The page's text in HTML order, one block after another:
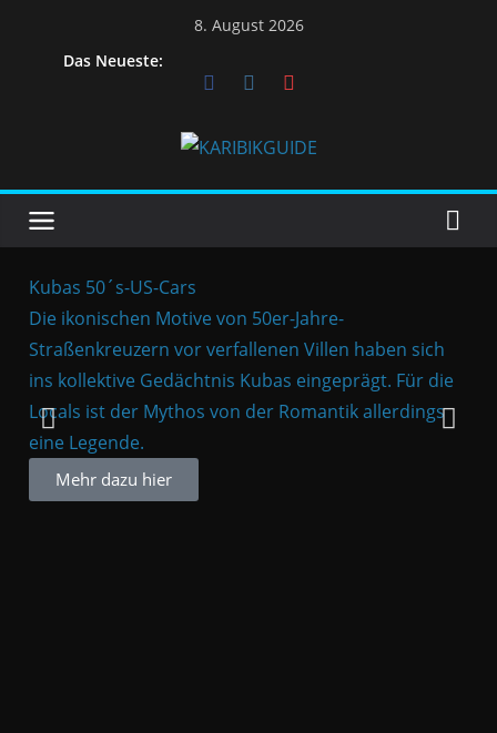
8. August 2026
Das Neueste:
Kubas 50´s-US-Cars
Die ikonischen Motive von 50er-Jahre-
Straßenkreuzern vor verfallenen Villen haben sich
ins kollektive Gedächtnis Kubas eingeprägt. Für die
Locals ist der Mythos von der Romantik allerdings
eine Legende.
Mehr dazu hier